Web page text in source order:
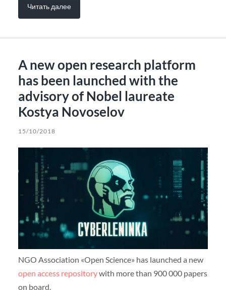
Читать далее
A new open research platform
has been launched with the
advisory of Nobel laureate
Kostya Novoselov
15/10/2018
NGO Association «Open Science» has launched a new
open access repositorywith more than 900 000 papers
on board.